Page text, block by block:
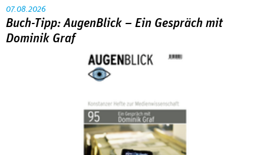
07.08.2026
Buch-Tipp: AugenBlick – Ein Gespräch mit
Dominik Graf